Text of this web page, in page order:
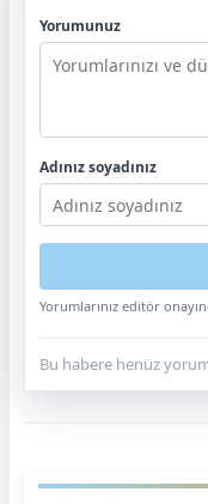
Yorumunuz
Adınız soyadınız
Yorumlarınız editör
Bu habere henüz